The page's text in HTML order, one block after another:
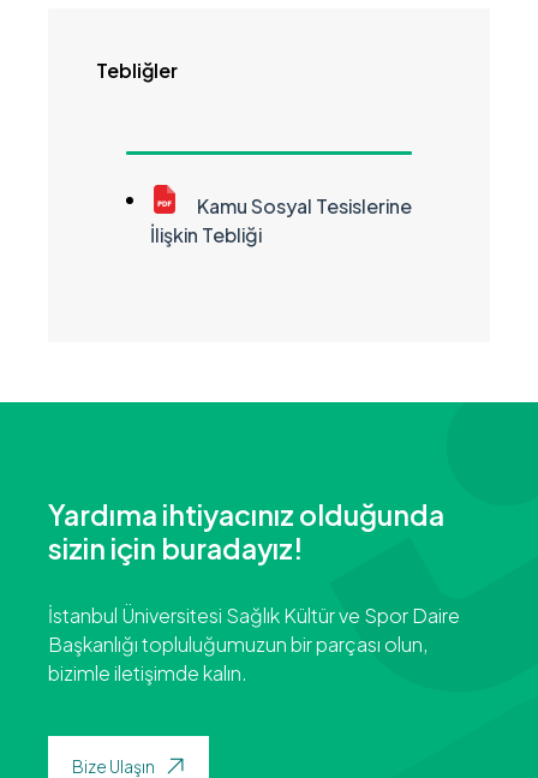
Tebliğler
Kamu Sosyal Tesislerine
İlişkin Tebliği
Yardıma ihtiyacınız olduğunda
sizin için buradayız!
Bize Ulaşın
İstanbul Üniversitesi Sağlık Kültür ve Spor Daire
Başkanlığı topluluğumuzun bir parçası olun,
bizimle iletişimde kalın.